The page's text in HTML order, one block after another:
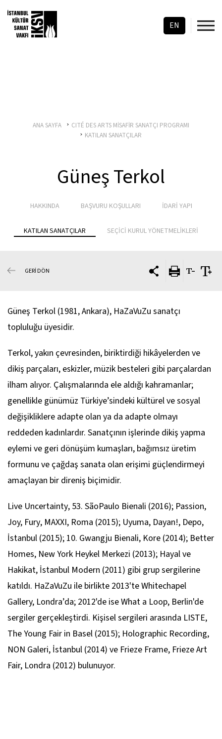
EN
ANA SAYFA
CITÉ DES ARTS MİSAFİR SANATÇI PROGRAMI
KATILAN SANATÇILAR
Güneş Terkol
HAKKINDA BAŞVURU KOŞULLARI İDARİ YAPI
KATILAN SANATÇILAR SEÇİCİ KURUL YÖNETMELİKLERİ
GERİ DÖN
Güneş Terkol (1981, Ankara), HaZaVuZu sanatçı
topluluğu üyesidir.
Terkol, yakın çevresinden, biriktirdiği hikâyelerden ve
dikiş parçaları, eskizler, müzik besteleri gibi parçalardan
ilham alıyor. Çalışmalarında ele aldığı kahramanlar;
genellikle günümüz Türkiye’sindeki kültürel ve sosyal
değişikliklere adapte olan ya da adapte olmayı
reddeden kadınlardır. Sanatçının işlerinde dikiş yapma
eylemi ve geri dönüşüm kumaşları, bağımsız üretim
formunu ve çağdaş sanata olan erişimi güçlendirmeyi
amaçlayan bir direniş biçimidir.
Live Uncertainty, 53. SãoPaulo Bienali (2016); Passion,
Joy, Fury, MAXXI, Roma (2015); Uyuma, Dayan!, Depo,
İstanbul (2015); 10. Gwangju Bienali, Kore (2014); Better
Homes, New York Heykel Merkezi (2013); Hayal ve
Hakikat, İstanbul Modern (2011) gibi grup sergilerine
katıldı. HaZaVuZu ile birlikte 2013'te Whitechapel
Gallery, Londra’da; 2012'de ise What a Loop, Berlin'de
sergiler gerçekleştirdi. Kişisel sergileri arasında LISTE,
The Young Fair in Basel (2015); Holographic Recording,
NON Galeri, İstanbul (2014) ve Frieze Frame, Frieze Art
Fair, Londra (2012) bulunuyor.